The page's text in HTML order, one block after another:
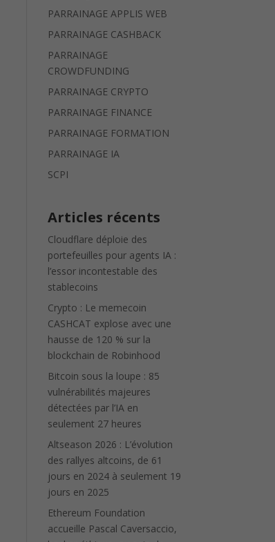
PARRAINAGE APPLIS WEB
PARRAINAGE CASHBACK
PARRAINAGE
CROWDFUNDING
PARRAINAGE CRYPTO
PARRAINAGE FINANCE
PARRAINAGE FORMATION
PARRAINAGE IA
SCPI
Articles récents
Cloudflare déploie des
portefeuilles pour agents IA :
l’essor incontestable des
stablecoins
Crypto : Le memecoin
CASHCAT explose avec une
hausse de 120 % sur la
blockchain de Robinhood
Bitcoin sous la loupe : 85
vulnérabilités majeures
détectées par l’IA en
seulement 27 heures
Altseason 2026 : L’évolution
des rallyes altcoins, de 61
jours en 2024 à seulement 19
jours en 2025
Ethereum Foundation
accueille Pascal Caversaccio,